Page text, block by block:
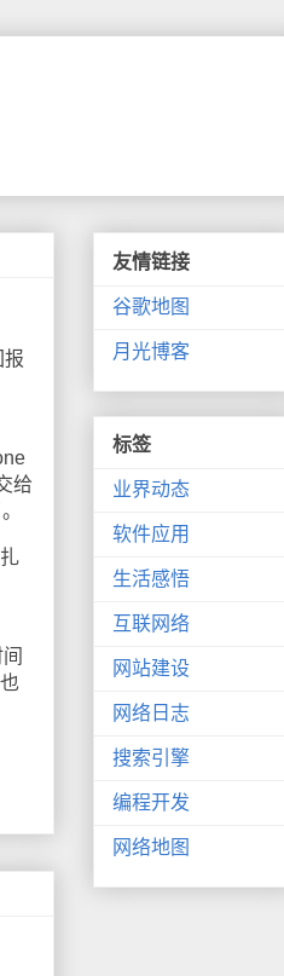
给
友情链接
谷歌地图
月光博客
标签
业界动态
软件应用
生活感悟
互联网络
网站建设
网络日志
搜索引擎
编程开发
网络地图